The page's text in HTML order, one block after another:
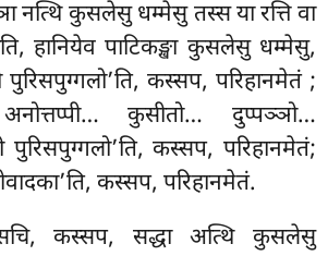
नत्थि कुसलेसु धम्मेसु तस्स या रत्ति वा
हानियेव पाटिकङ्खा कुसलेसु धम्मेसु,
पुरिसपुग्गलो’ति, कस्सप, परिहानमेतं ;
कुसीतो… दुप्पञ्ञो…
पुरिसपुग्गलो’ति, कस्सप, परिहानमेतं;
कस्सप, परिहानमेतं.
कस्सप, सद्धा अत्थि कुसलेसु